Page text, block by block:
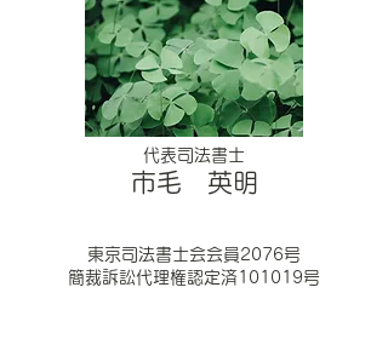
代表司法書士
市毛 英明
東京司法書士会会員2076号
簡裁訴訟代理権認定済101019号